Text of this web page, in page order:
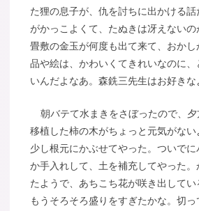
た狸の息子が、仇を討ちに出かける
がかっこよくて、たぬきは冴えないの
畳敷の金玉が何度も出て来て、おか
品や絵は、かわいくてきれいなのに
いんだよなあ。森銑三先生はお好きな
朝バテて水まきをさぼったので、夕
移植した柿の木がちょっと元気がな
少し根元にかぶせてやった。ついで
か手入れして、土を補充してやった。
たようで、あちこち花が咲き出して
もうそろそろ盛りをすぎたかな。切